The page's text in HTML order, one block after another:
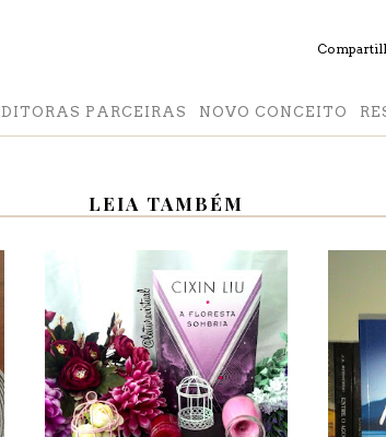
PARCEIRAS NOVO CONCEITO
LEIA TAMBÉM